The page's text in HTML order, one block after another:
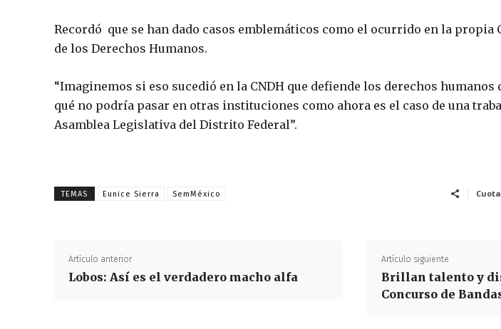
Recordó que se han dado casos emblemáticos como el ocurrido en la propia
de los Derechos Humanos.
“Imaginemos si eso sucedió en la CNDH que defiende los derechos humanos
qué no podría pasar en otras instituciones como ahora es el caso de una
Asamblea Legislativa del Distrito Federal”.
TEMAS Eunice Sierra SemMéxico Cuota
Artículo anterior
Lobos: Así es el verdadero macho alfa
Artículo siguiente
Brillan talento y
Concurso de